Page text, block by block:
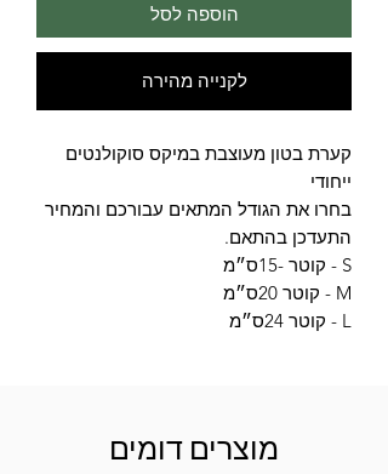
הוספה לסל
לקנייה מהירה
קערת בטון מעוצבת במיקס סוקולנטים
ייחודי
בחרו את הגודל המתאים עבורכם והמחיר
התעדכן בהתאם.
S - קוטר -15ס״מ
M - קוטר 20ס״מ
L - קוטר 24ס״מ
מוצרים דומים